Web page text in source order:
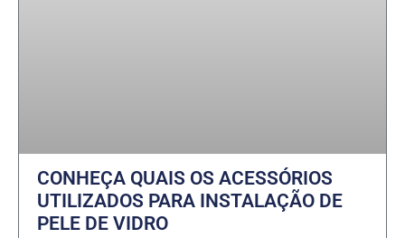
CONHEÇA QUAIS OS ACESSÓRIOS
UTILIZADOS PARA INSTALAÇÃO DE
PELE DE VIDRO